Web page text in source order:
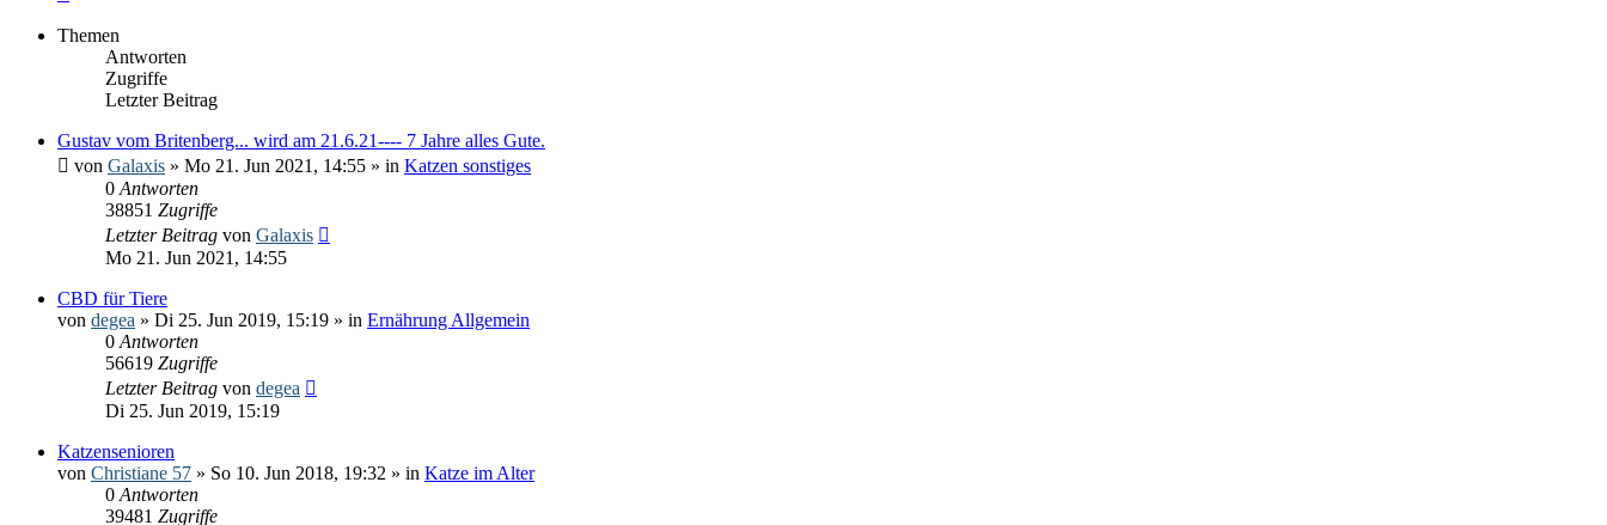
Themen
Antworten
Zugriffe
Letzter Beitrag
Gustav vom Britenberg... wird am 21.6.21---- 7 Jahre alles Gute.
von Galaxis » Mo 21. Jun 2021, 14:55 » in Katzen sonstiges
0 Antworten
38851 Zugriffe
Letzter Beitrag von Galaxis
Mo 21. Jun 2021, 14:55
CBD für Tiere
von degea » Di 25. Jun 2019, 15:19 » in Ernährung Allgemein
0 Antworten
56619 Zugriffe
Letzter Beitrag von degea
Di 25. Jun 2019, 15:19
Katzensenioren
von Christiane 57 » So 10. Jun 2018, 19:32 » in Katze im Alter
0 Antworten
39481 Zugriffe